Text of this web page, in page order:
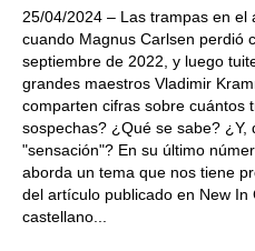
25/04/2024 – Las trampas en
cuando Magnus Carlsen perdió
septiembre de 2022, y luego
grandes maestros Vladimir
comparten cifras sobre cuántos
sospechas? ¿Qué se sabe?
"sensación"? En su último
aborda un tema que nos tiene
del artículo publicado en New In
castellano...